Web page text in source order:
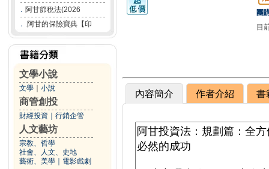
． 阿甘節稅法(2026
． .阿甘的保險寶典【印
文學小說
文學 小說
商管創投
財經投資 行銷企管
人文藝坊
宗教、哲學
社會、人文、史地
藝術、美學
電影戲劇
團
目
內容簡介 作者介紹 書